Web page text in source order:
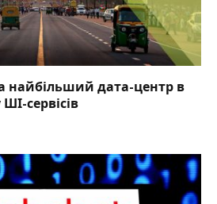
найбільший дата-центр в
сервісів